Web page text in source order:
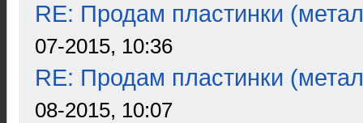
RE: Продам пластинки
07-2015, 10:36
RE: Продам пластинки
08-2015, 10:07